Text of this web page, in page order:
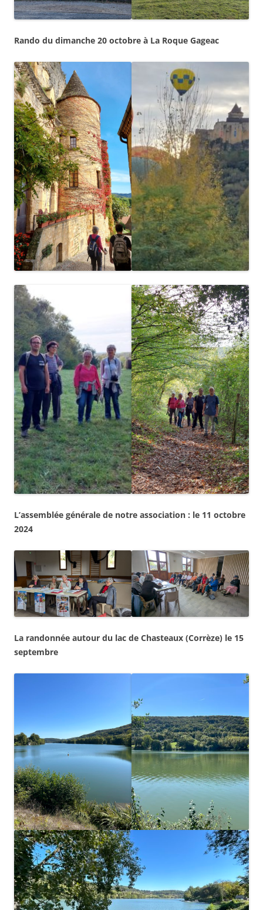
Rando du dimanche 20 octobre à La Roque Gageac
L’assemblée générale de notre association : le 11 octobre
2024
La randonnée autour du lac de Chasteaux (Corrèze) le 15
septembre